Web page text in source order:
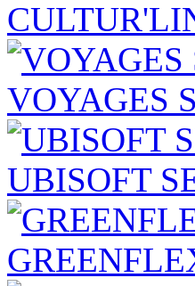
VOYAGES
UBISOFT